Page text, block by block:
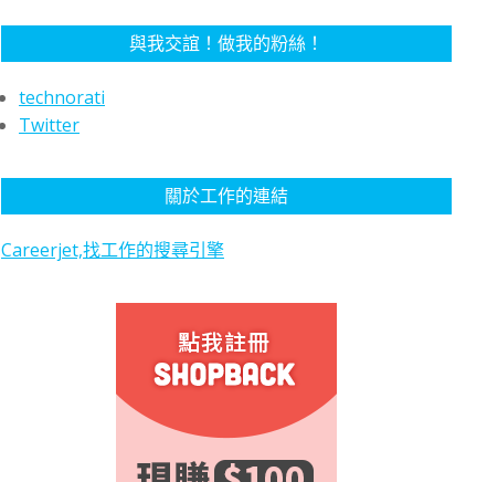
與我交誼！做我的粉絲！
technorati
Twitter
關於工作的連結
Careerjet,找工作的搜尋引擎